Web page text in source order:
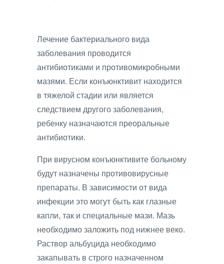
Лечение бактериального вида
заболевания проводится
антибиотиками и противомикробными
мазями. Если конъюнктивит находится
в тяжелой стадии или является
следствием другого заболевания,
ребенку назначаются преоральные
антибиотики.
При вирусном конъюнктивите больному
будут назначены противовирусные
препараты. В зависимости от вида
инфекции это могут быть как глазные
капли, так и специальные мази. Мазь
необходимо заложить под нижнее веко.
Раствор альбуцида необходимо
закапывать в строго назначенном